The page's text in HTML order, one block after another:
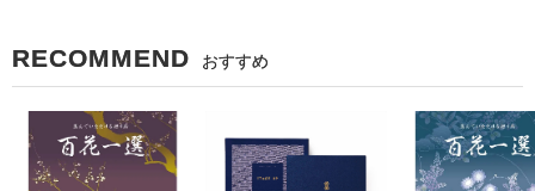
RECOMMEND おすすめ